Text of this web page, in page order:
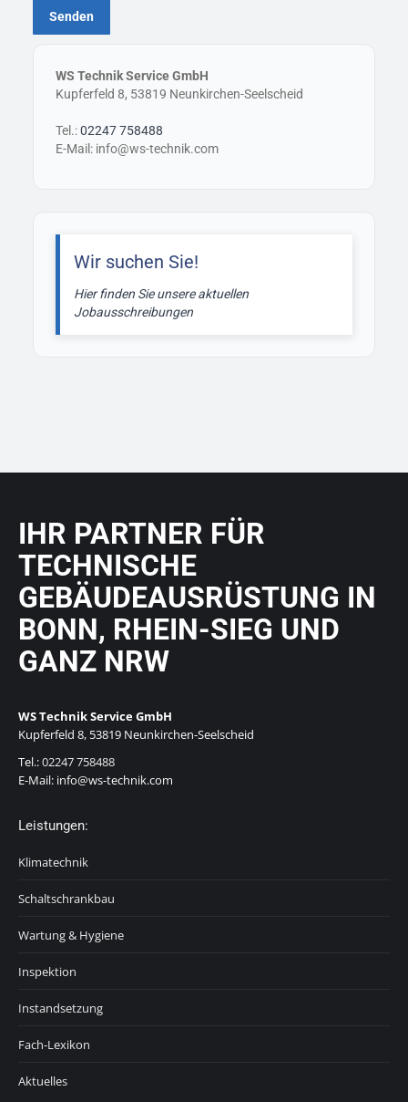
WS Technik Service GmbH
Kupferfeld 8, 53819 Neunkirchen-Seelscheid
Tel.:02247 758488
E-Mail: info@ws-technik.com
Wir suchen Sie!
Hier finden Sie unsere aktuellen
Jobausschreibungen
IHR PARTNER FÜR
TECHNISCHE
GEBÄUDEAUSRÜSTUNG IN
BONN, RHEIN-SIEG UND
GANZ NRW
WS Technik Service GmbH
Kupferfeld 8, 53819 Neunkirchen-Seelscheid
Tel.:02247 758488
E-Mail: info@ws-technik.com
Leistungen:
Klimatechnik
Schaltschrankbau
Wartung & Hygiene
Inspektion
Instandsetzung
Fach-Lexikon
Aktuelles